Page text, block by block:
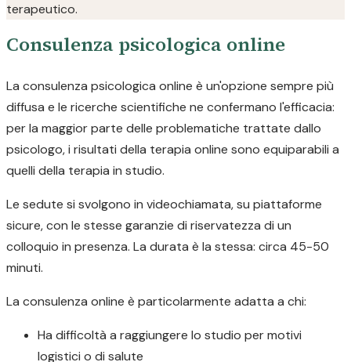
terapeutico.
Consulenza psicologica online
La consulenza psicologica online è un'opzione sempre più
diffusa e le ricerche scientifiche ne confermano l'efficacia:
per la maggior parte delle problematiche trattate dallo
psicologo, i risultati della terapia online sono equiparabili a
quelli della terapia in studio.
Le sedute si svolgono in videochiamata, su piattaforme
sicure, con le stesse garanzie di riservatezza di un
colloquio in presenza. La durata è la stessa: circa 45-50
minuti.
La consulenza online è particolarmente adatta a chi:
Ha difficoltà a raggiungere lo studio per motivi
logistici o di salute